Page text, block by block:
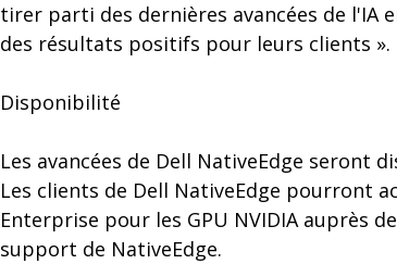
tirer parti des dernières avancées de
des résultats positifs pour leurs clients ».
Disponibilité
Les avancées de Dell NativeEdge seront
Les clients de Dell NativeEdge pourront
Enterprise pour les GPU NVIDIA auprès
support de NativeEdge.